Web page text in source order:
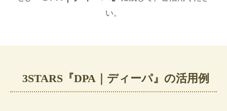
い。
3STARS『DPA｜ディーパ』の活用例